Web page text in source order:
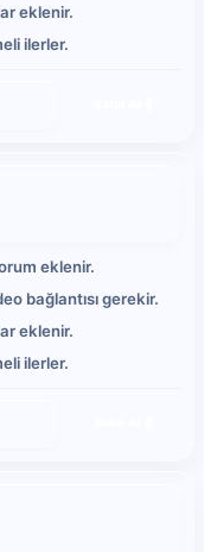
eklenir.
ilerler.
eklenir.
bağlantısı gerekir.
eklenir.
ilerler.